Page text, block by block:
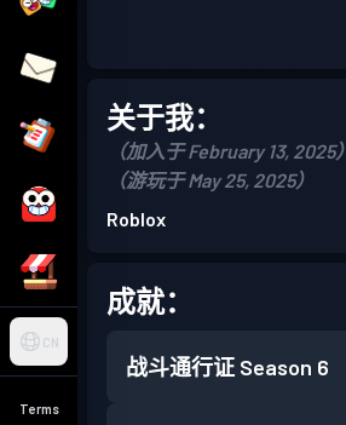
CN
Terms
关于我：
（加入于 February 13, 2025）
（游玩于 May 25, 2025）
Roblox
成就：
战斗通行证 Season 6